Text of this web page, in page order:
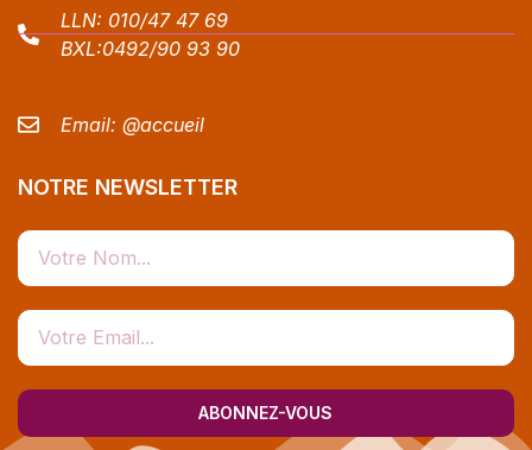
LLN: 010/47 47 69
BXL:0492/90 93 90
Email: @accueil
NOTRE NEWSLETTER
ABONNEZ-VOUS